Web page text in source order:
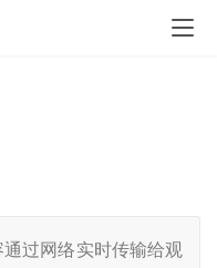
过网络实时传输给观